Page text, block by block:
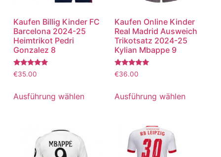
Kaufen Billig Kinder FC
Barcelona 2024-25
Heimtrikot Pedri
Gonzalez 8
Bewertet
mit
von 5
€35.00
Ausführung wählen
Kaufen Online Kinder
Real Madrid Ausweich
Trikotsatz 2024-25
Kylian Mbappe 9
Bewertet
mit
von 5
€36.00
Ausführung wählen